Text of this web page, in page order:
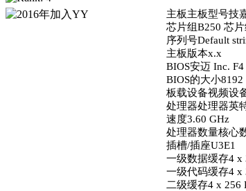
主板主板型号技
芯片组B250 芯片
序列号Default
主板版本x.x
BIOS安迈 Inc.
BIOS的大小
板载设备视频设
处理器处理器英
速度3.60 GHz
处理器数量核心
插槽/插座U3E1
一级数据缓存4 x
一级代码缓存4 x
二级缓存4 x 256